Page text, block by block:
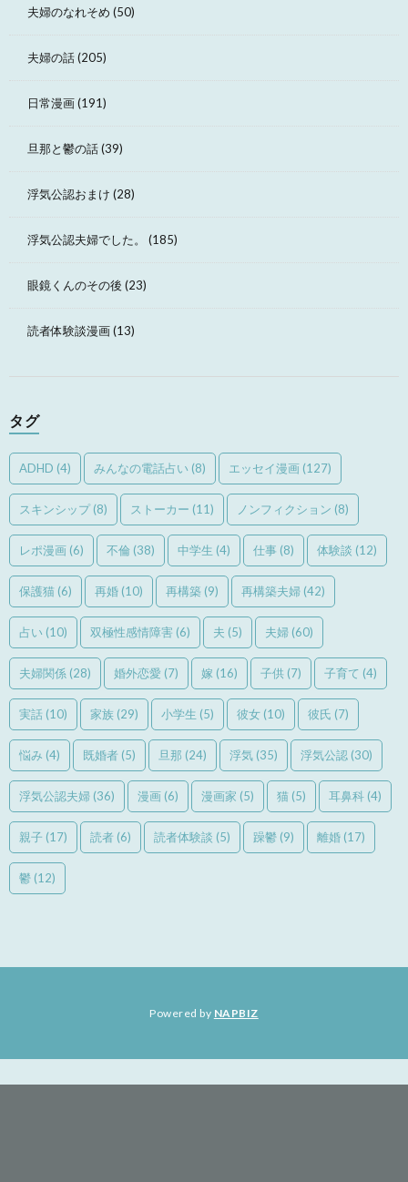
夫婦のなれそめ (50)
夫婦の話(205)
日常漫画(191)
旦那と鬱の話(39)
浮気公認おまけ (28)
浮気公認夫婦でした。 (185)
眼鏡くんのその後 (23)
読者体験談漫画(13)
タグ
ADHD (4) みんなの電話占い (8) エッセイ漫画 (127)
スキンシップ(8) ストーカー (11) ノンフィクション (8)
レポ漫画 (6) 不倫 (38) 中学生 (4) 仕事 (8) 体験談 (12)
保護猫 (6) 再婚 (10) 再構築 (9) 再構築夫婦 (42)
占い (10) 双極性感情障害 (6) 夫 (5) 夫婦 (60)
夫婦関係 (28) 婚外恋愛 (7) 嫁 (16) 子供 (7) 子育て (4)
実話 (10) 家族 (29) 小学生 (5) 彼女 (10) 彼氏 (7)
悩み (4) 既婚者 (5) 旦那 (24) 浮気 (35) 浮気公認 (30)
浮気公認夫婦 (36) 漫画 (6) 漫画家 (5) 猫 (5) 耳鼻科 (4)
親子 (17) 読者 (6) 読者体験談 (5) 躁鬱 (9) 離婚 (17)
鬱 (12)
Powered by NAPBIZ